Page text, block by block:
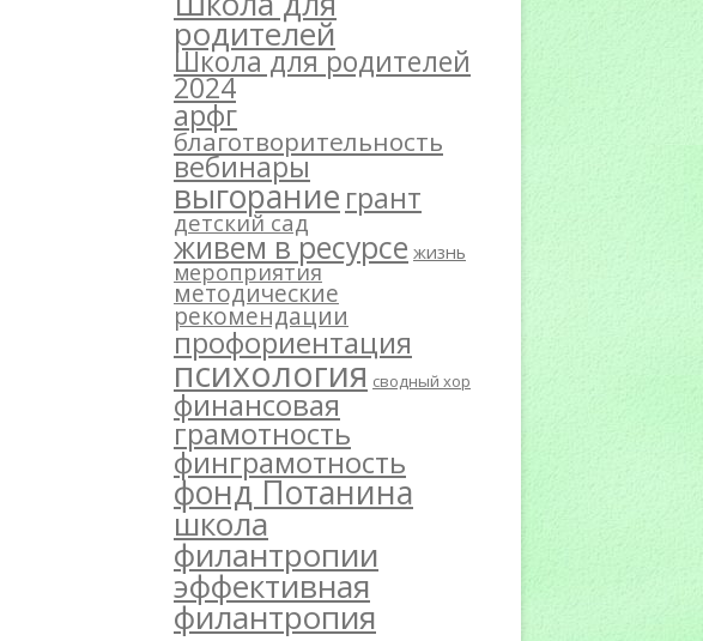
родителей
Школа для родителей
2024
арфг
благотворительность
вебинары
выгорание грант
детский сад
живем в ресурсе жизнь
мероприятия
методические
рекомендации
профориентация
психология сводный хор
финансовая
грамотность
финграмотность
фонд Потанина
школа
филантропии
эффективная
филантропия